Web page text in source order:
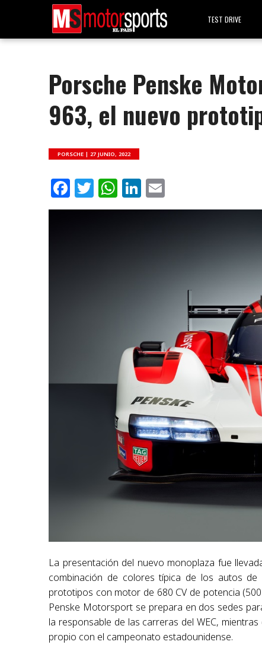
TEST DRIVE
Porsche Penske
963, el nuevo
PORSCHE |27 JUNIO, 2022
Facebook
Twitter
WhatsApp
LinkedIn
La presentación del nuevo monoplaza fue
combinación de colores típica de los autos
prototipos con motor de 680 CV de potencia
Penske Motorsport se prepara en dos sedes
la responsable de las carreras del WEC,
propio con el campeonato estadounidense.